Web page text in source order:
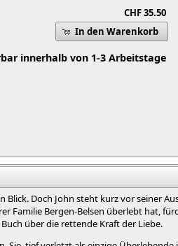
CHF 35.50
In den Warenkorb
innerhalb von 1-3 Arbeitstage
Doch John steht kurz vor seiner
Bergen-Belsen überlebt hat,
über die rettende Kraft der Liebe.